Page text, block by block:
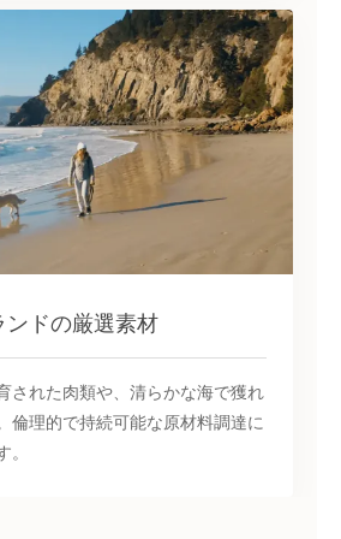
ンドの厳選素材
された肉類や、清らかな海で獲れ
倫理的で持続可能な原材料調達に